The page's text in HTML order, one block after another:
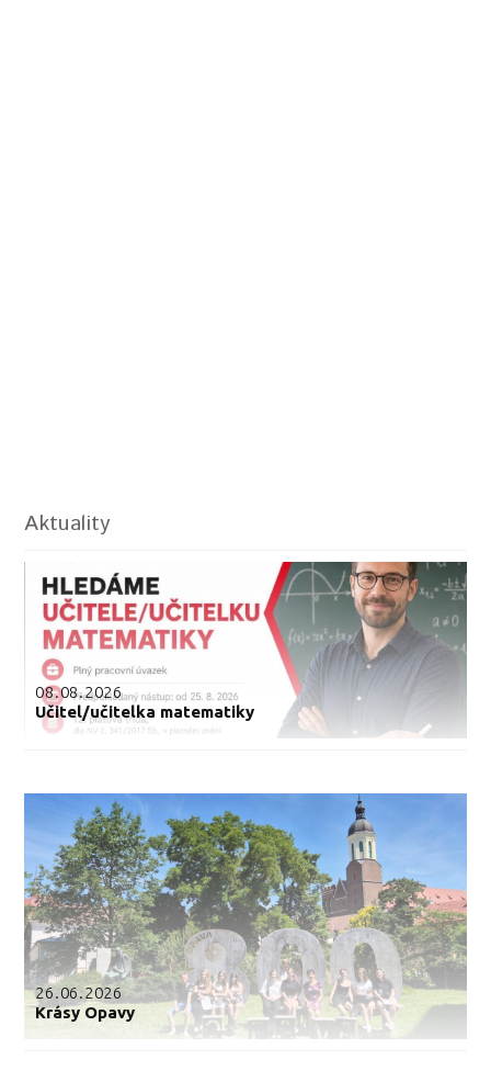
Aktuality
08.08.2026
Učitel/učitelka matematiky
26.06.2026
Krásy Opavy